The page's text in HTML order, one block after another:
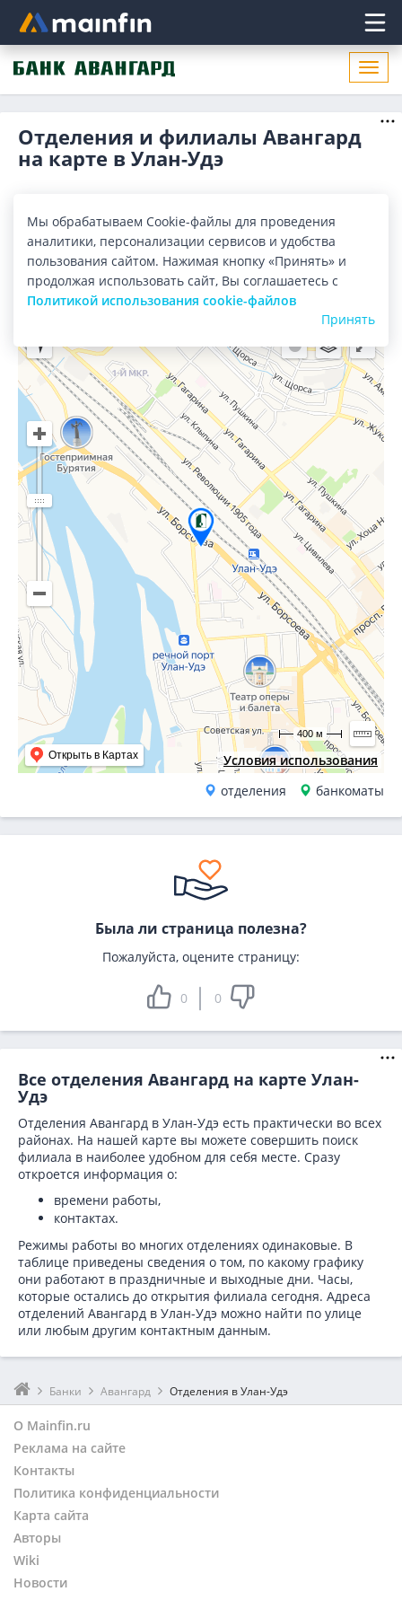
Главное меню
Отделения и филиалы Авангард
на карте в Улан-Удэ
Город:Улан-Удэ
Условия использования
Открыть в Картах
400 м
отделения банкоматы
Была ли страница полезна?
Пожалуйста, оцените страницу:
0 0
Все отделения Авангард на карте Улан-
Удэ
Отделения Авангард в Улан-Удэ есть практически во всех
районах. На нашей карте вы можете совершить поиск
филиала в наиболее удобном для себя месте. Сразу
откроется информация о:
времени работы,
контактах.
Режимы работы во многих отделениях одинаковые. В
таблице приведены сведения о том, по какому графику
они работают в праздничные и выходные дни. Часы,
которые остались до открытия филиала сегодня. Адреса
отделений Авангард в Улан-Удэ можно найти по улице
или любым другим контактным данным.
Банки Авангард Отделения в Улан-Удэ
О Mainfin.ru
Реклама на сайте
Контакты
Политика конфиденциальности
Карта сайта
Авторы
Wiki
Новости
Мы обрабатываем Cookie-файлы для проведения
аналитики, персонализации сервисов и удобства
пользования сайтом. Нажимая кнопку «Принять» и
продолжая использовать сайт, Вы соглашаетесь с
Политикой использования cookie-файлов
Принять